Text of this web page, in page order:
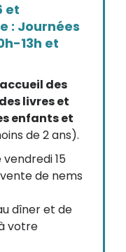
et
: Journées
13h et
des
livres et
enfants et
de 2 ans).
15
de nems
dîner et de
votre